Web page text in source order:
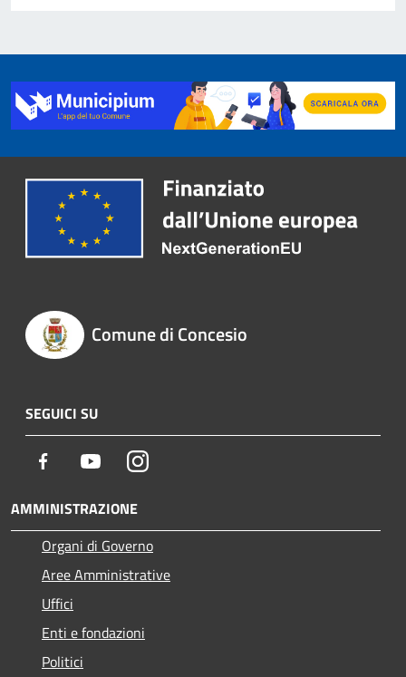
Comune di Concesio
SEGUICI SU
Facebook YoutubeInstagram
AMMINISTRAZIONE
Organi di Governo
Aree Amministrative
Uffici
Enti e fondazioni
Politici